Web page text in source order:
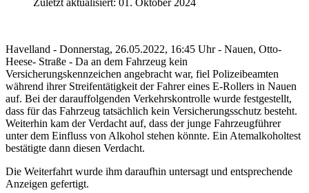
Zuletzt aktualisiert: 01. Oktober 2024
Havelland - Donnerstag, 26.05.2022, 16:45 Uhr - Nauen, Otto-
Heese- Straße - Da an dem Fahrzeug kein
Versicherungskennzeichen angebracht war, fiel Polizeibeamten
während ihrer Streifentätigkeit der Fahrer eines E-Rollers in Nauen
auf. Bei der darauffolgenden Verkehrskontrolle wurde festgestellt,
dass für das Fahrzeug tatsächlich kein Versicherungsschutz besteht.
Weiterhin kam der Verdacht auf, dass der junge Fahrzeugführer
unter dem Einfluss von Alkohol stehen könnte. Ein Atemalkoholtest
bestätigte dann diesen Verdacht.
Die Weiterfahrt wurde ihm daraufhin untersagt und entsprechende
Anzeigen gefertigt.